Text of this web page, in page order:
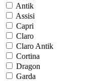
Antik
Assisi
Capri
Claro
Claro Antik
Cortina
Dragon
Garda